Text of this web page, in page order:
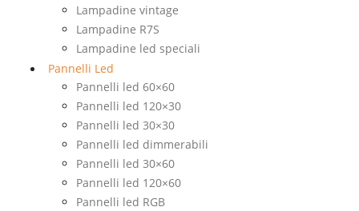
Lampadine vintage
Lampadine R7S
Lampadine led speciali
Pannelli Led
Pannelli led 60×60
Pannelli led 120×30
Pannelli led 30×30
Pannelli led dimmerabili
Pannelli led 30×60
Pannelli led 120×60
Pannelli led RGB